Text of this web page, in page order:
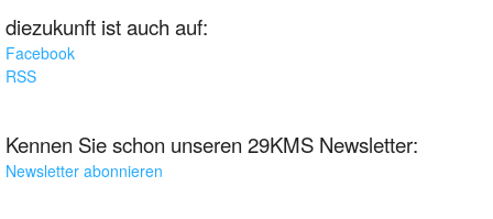
diezukunft ist auch auf:
Facebook
RSS
Kennen Sie schon unseren 29KMS Newsletter:
Newsletter abonnieren